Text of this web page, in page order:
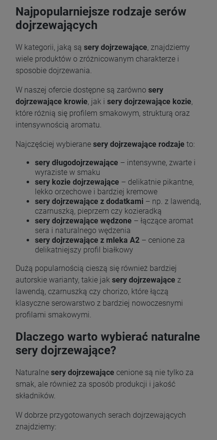
Najpopularniejsze rodzaje serów
dojrzewających
W kategorii, jaką są sery dojrzewające, znajdziemy
wiele produktów o zróżnicowanym charakterze i
sposobie dojrzewania.
W naszej ofercie dostępne są zarówno sery
dojrzewające krowie, jak i sery dojrzewające kozie,
które różnią się profilem smakowym, strukturą oraz
intensywnością aromatu.
Najczęściej wybierane sery dojrzewające rodzaje to:
sery długodojrzewające – intensywne, zwarte i
wyraziste w smaku
sery kozie dojrzewające – delikatnie pikantne,
lekko orzechowe i bardziej kremowe
sery dojrzewające z dodatkami – np. z lawendą,
czarnuszką, pieprzem czy kozieradką
sery dojrzewające wędzone – łączące aromat
sera i naturalnego wędzenia
sery dojrzewające z mleka A2 – cenione za
delikatniejszy profil białkowy
Dużą popularnością cieszą się również bardziej
autorskie warianty, takie jak sery dojrzewające z
lawendą, czarnuszką czy chorizo, które łączą
klasyczne serowarstwo z bardziej nowoczesnymi
profilami smakowymi.
Dlaczego warto wybierać naturalne
sery dojrzewające?
Naturalne sery dojrzewające cenione są nie tylko za
smak, ale również za sposób produkcji i jakość
składników.
W dobrze przygotowanych serach dojrzewających
znajdziemy: